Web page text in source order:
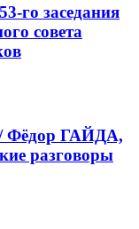
го заседания
совета
ГАЙДА,
разговоры